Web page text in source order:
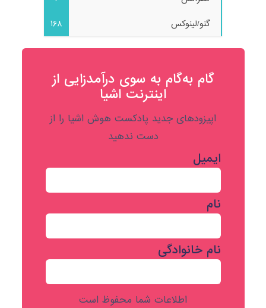
گنو/لینوکس
168
گام به‌گام به‌ سوی درآمدزایی از
اینترنت اشیا
اپیزودهای جدید پادکست هوش اشیا را از
دست ندهید
ایمیل
نام
نام خانوادگی
اطلاعات شما محفوظ است